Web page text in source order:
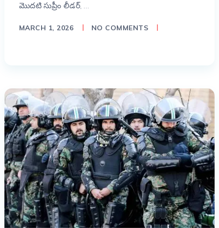
మొదటి సుప్రీం లీడర్, …
MARCH 1, 2026 NO COMMENTS